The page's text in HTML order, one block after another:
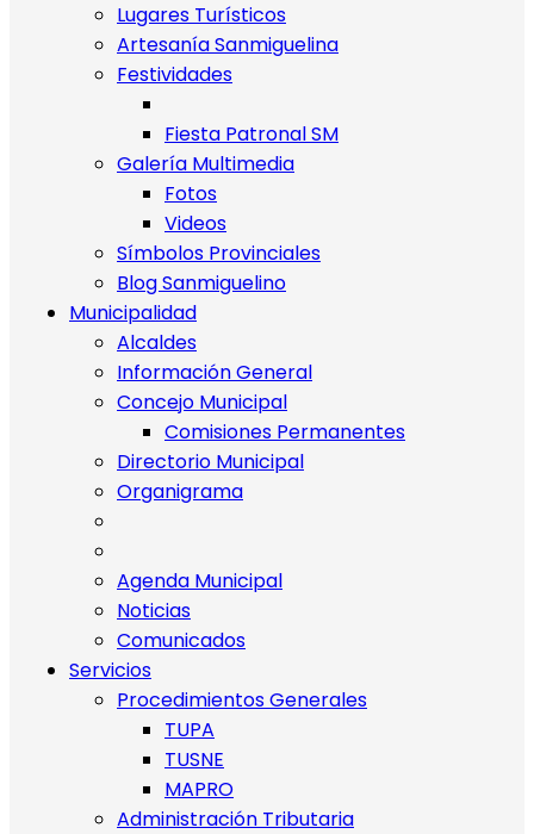
Lugares Turísticos
Artesanía Sanmiguelina
Festividades
Fiesta Patronal SM
Galería Multimedia
Fotos
Videos
Símbolos Provinciales
Blog Sanmiguelino
Municipalidad
Alcaldes
Información General
Concejo Municipal
Comisiones Permanentes
Directorio Municipal
Organigrama
Agenda Municipal
Noticias
Comunicados
Servicios
Procedimientos Generales
TUPA
TUSNE
MAPRO
Administración Tributaria